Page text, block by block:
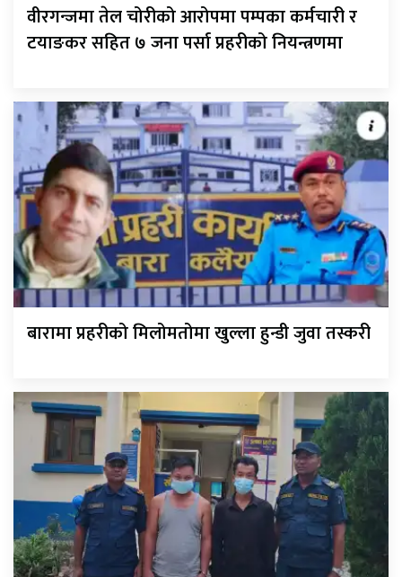
वीरगन्जमा तेल चोरीको आरोपमा पम्पका कर्मचारी र
टयाङकर सहित ७ जना पर्सा प्रहरीको नियन्त्रणमा
बारामा प्रहरीको मिलोमतोमा खुल्ला हुन्डी जुवा तस्करी